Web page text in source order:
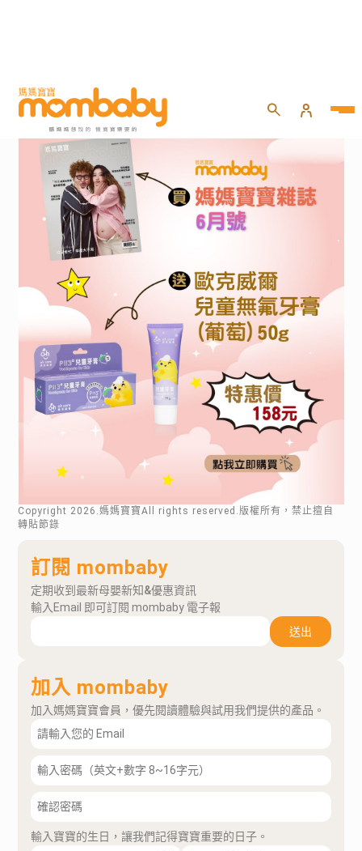
Copyright 2026 .媽媽寶寶All rights reserved.版權所有，禁止擅自
轉貼節錄
訂閱 mombaby
定期收到最新母嬰新知&優惠資訊
輸入Email 即可訂閱 mombaby 電子報
送出
加入 mombaby
加入媽媽寶寶會員，優先閱讀體驗與試用我們提供的產品。
輸入寶寶的生日，讓我們記得寶寶重要的日子。